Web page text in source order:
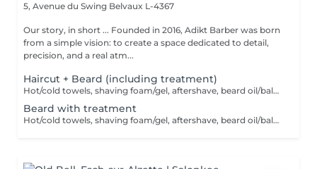
5, Avenue du Swing Belvaux L-4367
Our story, in short ... Founded in 2016, Adikt Barber was born
from a simple vision: to create a space dedicated to detail,
precision, and a real atm...
Haircut + Beard (including treatment)
Hot/cold towels, shaving foam/gel, aftershave, beard oil/balm and wax or gel
Beard with treatment
Hot/cold towels, shaving foam/gel, aftershave, beard oil/balm and wax or gel